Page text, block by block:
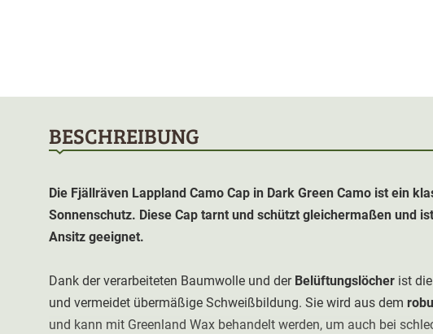
BESCHREIBUNG
Die Fjällräven Lappland Camo Cap in Dark Green Camo ist ein
Sonnenschutz. Diese Cap tarnt und schützt gleichermaßen und
Ansitz geeignet.
Dank der verarbeiteten Baumwolle und der Belüftungslöcher ist
und vermeidet übermäßige Schweißbildung. Sie wird aus dem
und kann mit Greenland Wax behandelt werden, um auch bei